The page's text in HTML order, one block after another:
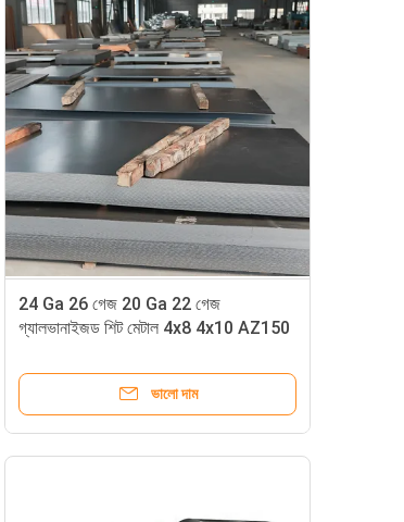
24 Ga 26 গেজ 20 Ga 22 গেজ
গ্যালভানাইজড শিট মেটাল 4x8 4x10 AZ150
ভালো দাম